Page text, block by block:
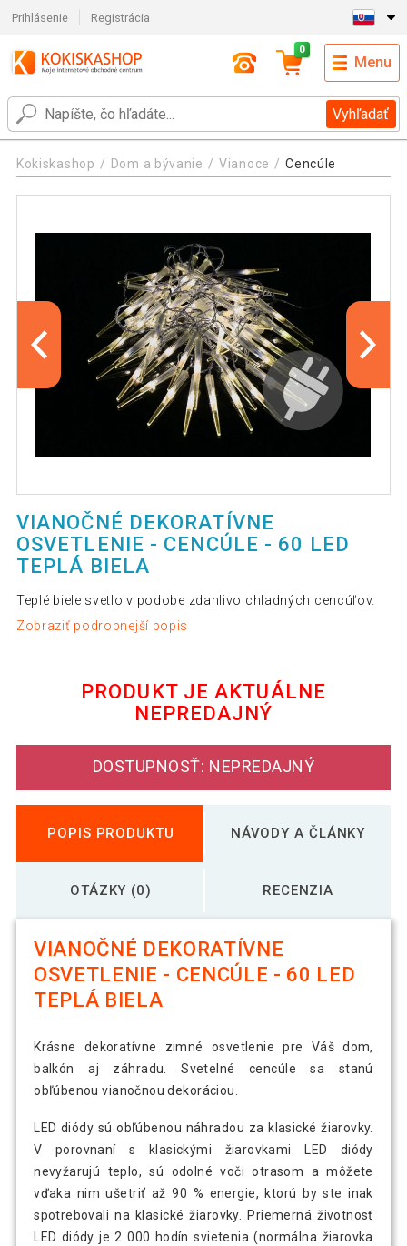
Prihlásenie Registrácia
Vyhľadať
0
Menu
Kokiskashop Dom a bývanie Vianoce Cencúle
VIANOČNÉ DEKORATÍVNE
OSVETLENIE - CENCÚLE - 60 LED
TEPLÁ BIELA
Teplé biele svetlo v podobe zdanlivo chladných cencúľov.
Zobraziť podrobnejší popis
PRODUKT JE AKTUÁLNE
NEPREDAJNÝ
DOSTUPNOSŤ: NEPREDAJNÝ
POPIS PRODUKTU NÁVODY A ČLÁNKY
OTÁZKY (0) RECENZIA
VIANOČNÉ DEKORATÍVNE
OSVETLENIE - CENCÚLE - 60 LED
TEPLÁ BIELA
Krásne dekoratívne zimné osvetlenie pre Váš dom,
balkón aj záhradu. Svetelné cencúle sa stanú
obľúbenou vianočnou dekoráciou.
LED diódy sú obľúbenou náhradou za klasické žiarovky.
V porovnaní s klasickými žiarovkami LED diódy
nevyžarujú teplo, sú odolné voči otrasom a môžete
vďaka nim ušetriť až 90 % energie, ktorú by ste inak
spotrebovali na klasické žiarovky. Priemerná životnosť
LED diódy je 2 000 hodín svietenia (normálna žiarovka